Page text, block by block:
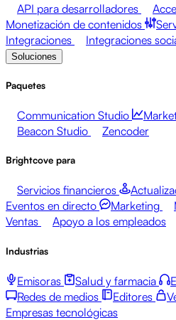
API para desarrolladores
Monetización de contenidos
Integraciones
Integraciones
Soluciones
Paquetes
Communication Studio
Beacon Studio
Zencoder
Brightcove para
Servicios financieros
Eventos en directo
Marketing
Ventas
Apoyo a los empleados
Industrias
Emisoras Salud y farmacia
Redes de medios
Editores
Empresas tecnológicas